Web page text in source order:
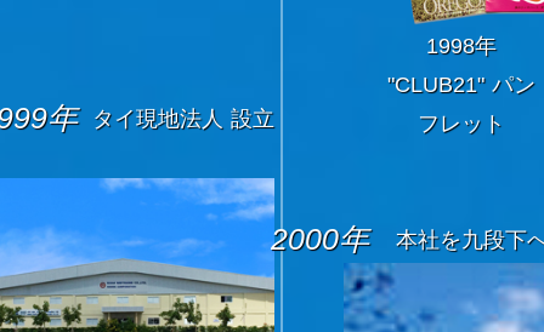
1998年
"CLUB21" パン
フレット
年 タイ現地法人 設立
2000年 本社を九段下